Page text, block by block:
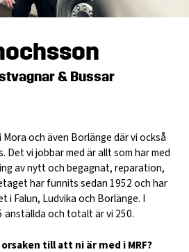
& Bussar
och även Borlänge där vi också
Det vi jobbar med är allt som har med
av nytt och begagnat, reparation,
har funnits sedan 1952 och har
i Falun, Ludvika och Borlänge. I
anställda och totalt är vi 250.
till att ni är med i MRF?